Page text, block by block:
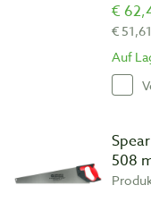
€
€
Auf
508